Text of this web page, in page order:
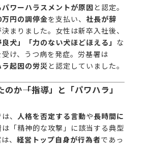
ワーハラスメントが原因 と認定。
円の調停金を支払い、 社長が辞
まりました。女性は新卒入社後、
良犬」「力のない犬ほどほえる」 な
け、うつ病を発症。労基署は
起因の労災と認定していました。
か――「指導」と「パワハラ」
、 人格を否定する言動や長時間に
は「精神的な攻撃」に該当する典型
、 経営トップ自身が行為者であっ